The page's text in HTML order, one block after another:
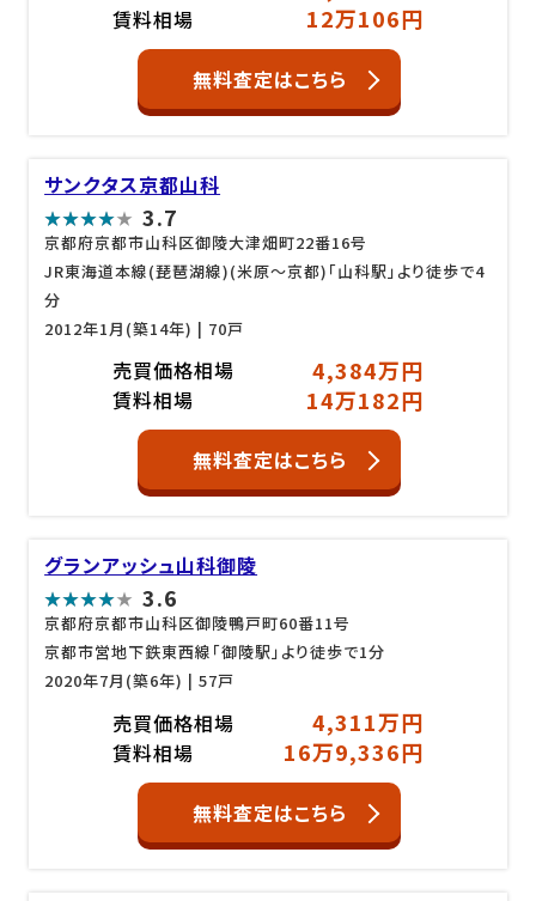
賃料相場 12万106円
無料査定はこちら
サンクタス京都山科
3.7
京都府京都市山科区御陵大津畑町22番16号
JR東海道本線(琵琶湖線)(米原～京都)「山科駅」より徒歩で4
分
2012年1月(築14年) | 70戸
売買価格相場 4,384万円
賃料相場 14万182円
無料査定はこちら
グランアッシュ山科御陵
3.6
京都府京都市山科区御陵鴨戸町60番11号
京都市営地下鉄東西線「御陵駅」より徒歩で1分
2020年7月(築6年) | 57戸
売買価格相場 4,311万円
賃料相場 16万9,336円
無料査定はこちら